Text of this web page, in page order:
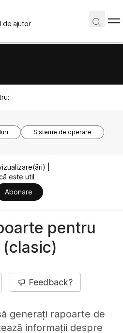
de ajutor
Sisteme de operare
|
este util
Abonare
pentru
Feedback?
generați rapoarte de
informații despre